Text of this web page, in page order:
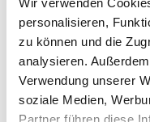
personalisieren,
zu können und die
analysieren.
Verwendung unserer
soziale Medien,
Partner führen diese
3000mm 12 Volt
H.LE0932 | 5603813
MB-LED-
Versa Linear 600